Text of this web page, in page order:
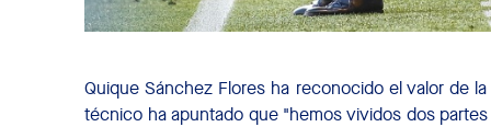
Quique Sánchez Flores ha reconocido el valor de
técnico ha apuntado que "hemos vividos dos